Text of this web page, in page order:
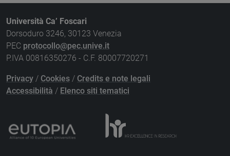
Università Ca’ Foscari
Dorsoduro 3246, 30123 Venezia
PEC protocollo@pec.unive.it
P.IVA 00816350276 - C.F. 80007720271
Privacy / Cookies / Credits e note legali
Accessibilità / Elenco siti tematici